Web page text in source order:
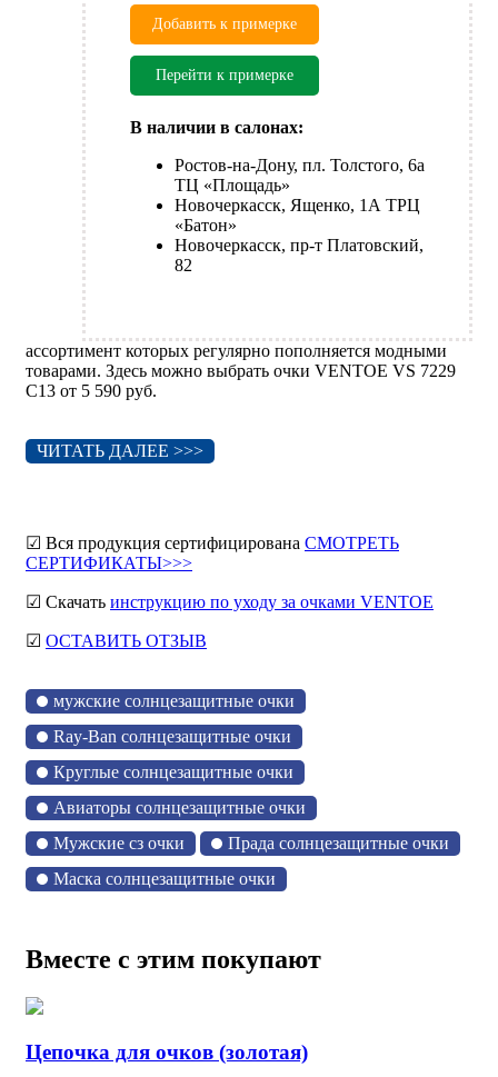
Добавить к примерке
Перейти к примерке
В наличии в салонах:
Ростов-на-Дону, пл. Толстого, 6а
ТЦ «Площадь»
Новочеркасск, Ященко, 1А ТРЦ
«Батон»
Новочеркасск, пр-т Платовский,
82
ассортимент которых регулярно пополняется модными
товарами. Здесь можно выбрать очки VENTOE VS 7229
C13 от 5 590 руб.
ЧИТАТЬ ДАЛЕЕ >>>
☑ Вся продукция сертифицирована СМОТРЕТЬ
СЕРТИФИКАТЫ>>>
☑ Скачать инструкцию по уходу за очками VENTOE
☑ ОСТАВИТЬ ОТЗЫВ
мужские солнцезащитные очки
Ray-Ban солнцезащитные очки
Круглые солнцезащитные очки
Авиаторы солнцезащитные очки
Мужские сз очки
Прада солнцезащитные очки
Маска солнцезащитные очки
Вместе с этим покупают
Цепочка для очков (золотая)